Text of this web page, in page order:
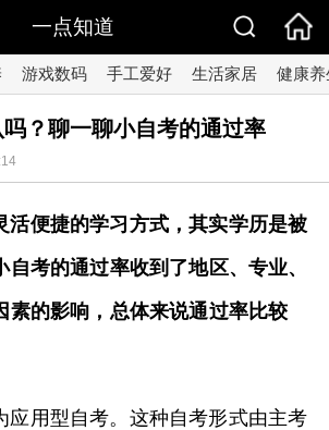
一点知道
游戏数码 手工爱好 生活家居 健康养
？聊一聊小自考的通过率
活便捷的学习方式，其实学历是被
自考的通过率收到了地区、专业、
素的影响，总体来说通过率比较
应用型自考。这种自考形式由主考